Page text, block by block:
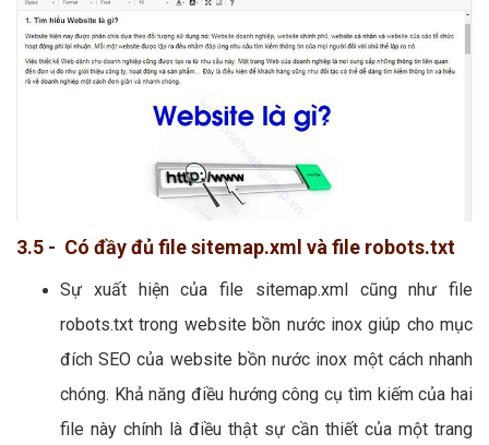
3.5 - Có đầy đủ file sitemap.xml và file robots.txt
Sự xuất hiện của file sitemap.xml cũng như file
robots.txt trong website bồn nước inox giúp cho mục
đích SEO của website bồn nước inox một cách nhanh
chóng. Khả năng điều hướng công cụ tìm kiếm của hai
file này chính là điều thật sự cần thiết của một trang